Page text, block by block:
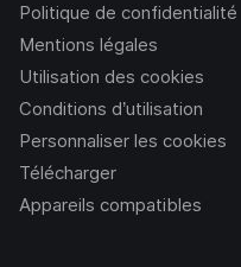
Politique de confidentialité
Mentions légales
Utilisation des cookies
Conditions d’utilisation
Personnaliser les cookies
Télécharger
Appareils compatibles